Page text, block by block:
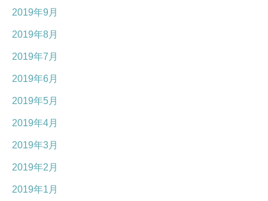
2019年9月
2019年8月
2019年7月
2019年6月
2019年5月
2019年4月
2019年3月
2019年2月
2019年1月